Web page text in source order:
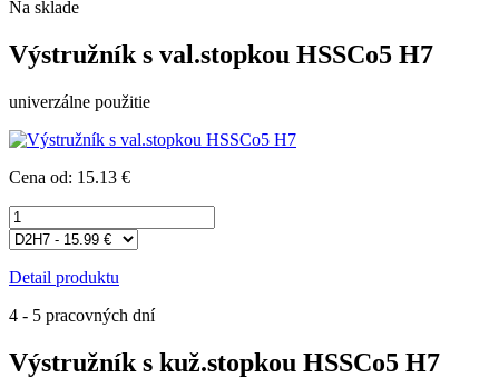
Na sklade
Výstružník s val.stopkou HSSCo5 H7
univerzálne použitie
Cena od: 15.13 €
Detail produktu
4 - 5 pracovných dní
Výstružník s kuž.stopkou HSSCo5 H7